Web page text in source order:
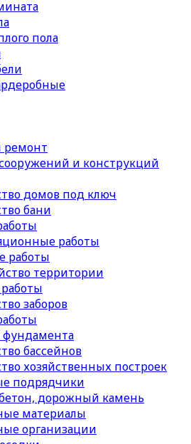
пола
ремонт
и конструкций
домов под ключ
бани
работы
работы
территории
заборов
фундамента
бассейнов
хозяйственных построек
подрядчики
дорожный камень
материалы
организации